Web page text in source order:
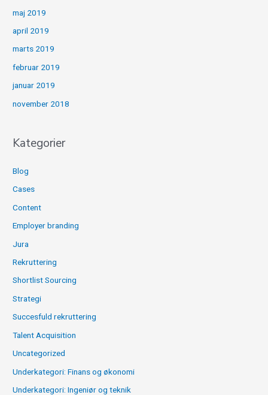
maj 2019
april 2019
marts 2019
februar 2019
januar 2019
november 2018
Kategorier
Blog
Cases
Content
Employer branding
Jura
Rekruttering
Shortlist Sourcing
Strategi
Succesfuld rekruttering
Talent Acquisition
Uncategorized
Underkategori: Finans og økonomi
Underkategori: Ingeniør og teknik